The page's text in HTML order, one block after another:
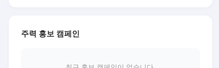
주력 홍보 캠페인